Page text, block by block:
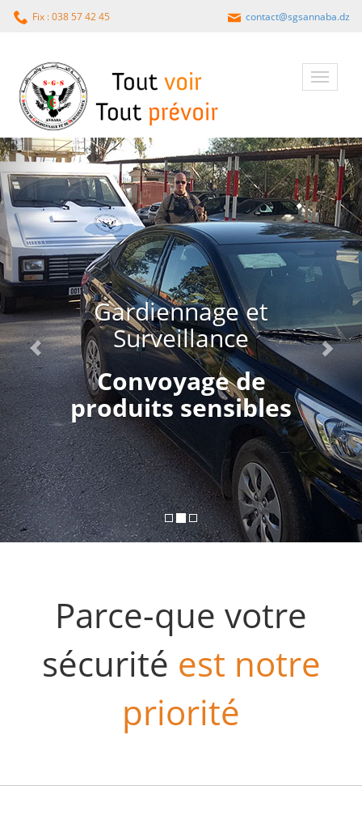
Fix : 038 57 42 45 contact@sgsannaba.dz
Gardiennage et
Surveillance
Convoyage de
produits sensibles
Parce-que votre
sécurité est notre
priorité